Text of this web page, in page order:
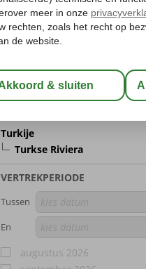
Pakketgarantie
REISGEZELSCHAP
Wijzig
Turkije
Turkse Riviera
VERTREKPERIODE
Tussen
En
augustus 2026